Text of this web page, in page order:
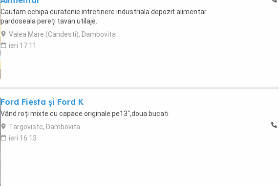
Cautam echipa curatenie intretinere industriala depozit alimentar
pardoseala pereți tavan utilaje.
Valea Mare (Candesti), Dambovita
ieri 17:11
Ford Fiesta și Ford K
Vând roți mixte cu capace originale pe13",doua bucati
Targoviste, Dambovita
ieri 16:13